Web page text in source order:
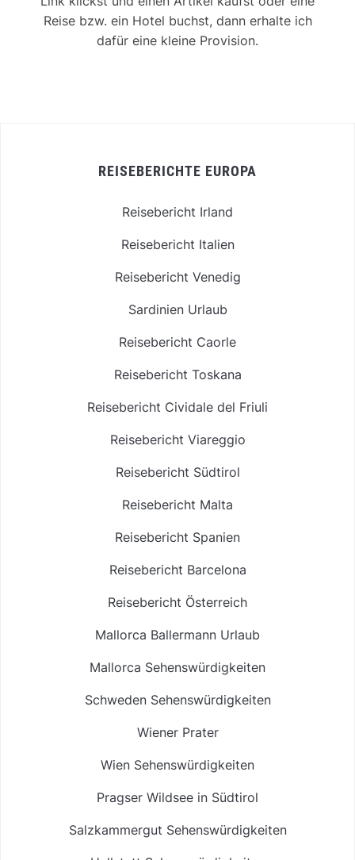
Reise bzw. ein Hotel buchst, dann erhalte ich
dafür eine kleine Provision.
REISEBERICHTE EUROPA
Reisebericht Irland
Reisebericht Italien
Reisebericht Venedig
Sardinien Urlaub
Reisebericht Caorle
Reisebericht Toskana
Reisebericht Cividale del Friuli
Reisebericht Viareggio
Reisebericht Südtirol
Reisebericht Malta
Reisebericht Spanien
Reisebericht Barcelona
Reisebericht Österreich
Mallorca Ballermann Urlaub
Mallorca Sehenswürdigkeiten
Schweden Sehenswürdigkeiten
Wiener Prater
Wien Sehenswürdigkeiten
Pragser Wildsee in Südtirol
Salzkammergut Sehenswürdigkeiten